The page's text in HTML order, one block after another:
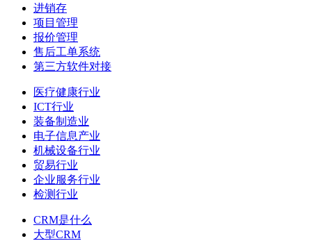
进销存
项目管理
报价管理
售后工单系统
第三方软件对接
医疗健康行业
ICT行业
装备制造业
电子信息产业
机械设备行业
贸易行业
企业服务行业
检测行业
CRM是什么
大型CRM